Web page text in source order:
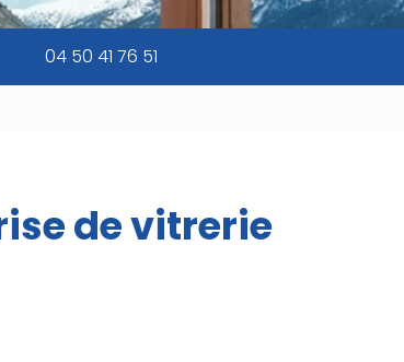
04 50 41 76 51
de vitrerie